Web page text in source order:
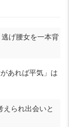
げ腰女を一本背
あれば平気」は
えられ出会いと